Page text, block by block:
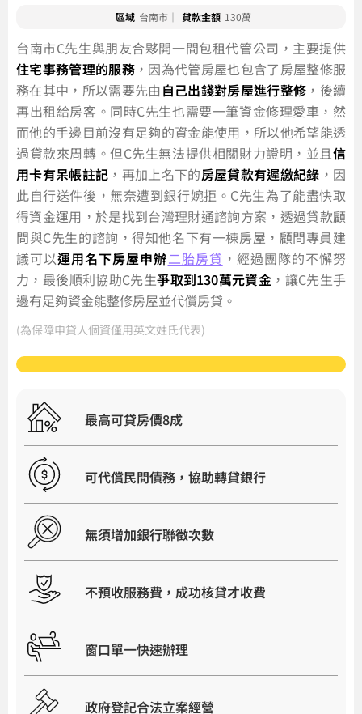
區域 台南市｜ 貸款金額 130萬
台南市C先生與朋友合夥開一間包租代管公司，主要提供
住宅事務管理的服務 ，因為代管房屋也包含了房屋整修服
務在其中，所以需要先由自己出錢對房屋進行整修 ，後續
再出租給房客。同時C先生也需要一筆資金修理愛車，然
而他的手邊目前沒有足夠的資金能使用，所以他希望能透
過貸款來周轉。但C先生無法提供相關財力證明，並且信
用卡有呆帳註記 ，再加上名下的房屋貸款有遲繳紀錄 ，因
此自行送件後，無奈遭到銀行婉拒。C先生為了能盡快取
得資金運用，於是找到台灣理財通諮詢方案，透過貸款顧
問與C先生的諮詢，得知他名下有一棟房屋，顧問專員建
議可以運用名下房屋申辦二胎房貸 ，經過團隊的不懈努
力，最後順利協助C先生爭取到130萬元資金 ，讓C先生手
邊有足夠資金能整修房屋並代償房貸。
(為保障申貸人個資僅用英文姓氏代表)
最高可貸房價8成
可代償民間債務，協助轉貸銀行
無須增加銀行聯徵次數
不預收服務費，成功核貸才收費
窗口單一快速辦理
政府登記合法立案經營